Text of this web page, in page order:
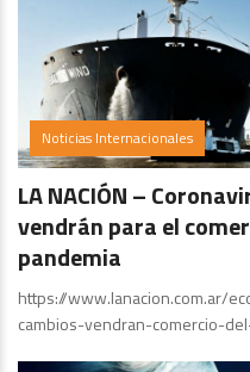
Noticias Internacionales
LA NACIÓN –
vendrán para el
pandemia
https://www.lanacion.com.ar/
cambios-vendran-comercio-